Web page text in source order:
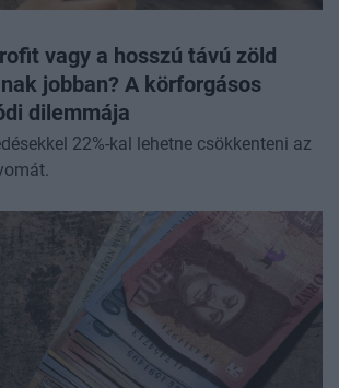
vagy a hosszú távú zöld
jobban? A körforgásos
dilemmája
22%-kal lehetne csökkenteni az